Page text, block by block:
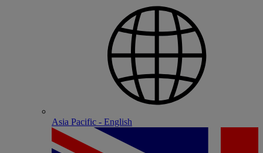
Asia Pacific - English